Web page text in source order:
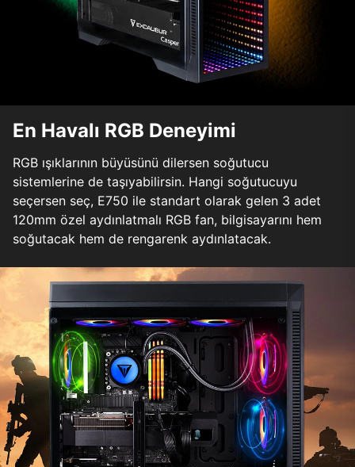
En Havalı RGB Deneyimi
RGB ışıklarının büyüsünü dilersen soğutucu
sistemlerine de taşıyabilirsin. Hangi soğutucuyu
seçersen seç, E750 ile standart olarak gelen 3 adet
120mm özel aydınlatmalı RGB fan, bilgisayarını hem
soğutacak hem de rengarenk aydınlatacak.